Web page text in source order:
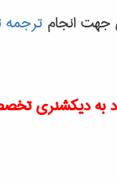
جهت انجام
به دیکشنری